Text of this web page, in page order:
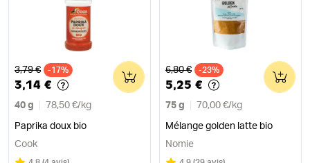
Ancien prix
3,79 € -17%
3,14 €
40 g 78,50 €/ kg
Paprika doux bio
0
Cook
Ancien prix
6,80 € -23%
5,25 €
75 g 70,00 €/ kg
Mélange golden latte bio
0
Nomie